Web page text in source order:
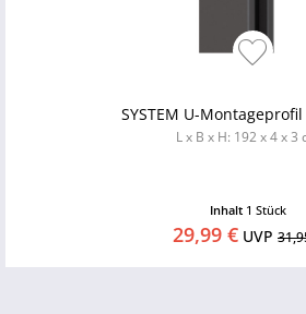
SYSTEM U-
L x B x H: 192 x 4 x 3
Inhalt 1 Stück
29,99 € UVP